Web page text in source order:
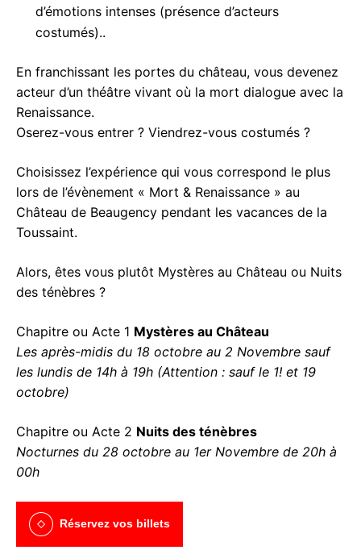
d’émotions intenses (présence d’acteurs
costumés)..
En franchissant les portes du château, vous devenez
acteur d’un théâtre vivant où la mort dialogue avec la
Renaissance.
Oserez-vous entrer ? Viendrez-vous costumés ?
Choisissez l’expérience qui vous correspond le plus
lors de l’évènement « Mort & Renaissance » au
Château de Beaugency pendant les vacances de la
Toussaint.
Alors, êtes vous plutôt Mystères au Château ou Nuits
des ténèbres ?
Chapitre ou Acte 1 Mystères au Château
Les après-midis du 18 octobre au 2 Novembre sauf
les lundis de 14h à 19h (Attention : sauf le 1! et 19
octobre)
Chapitre ou Acte 2 Nuits des ténèbres
Nocturnes du 28 octobre au 1er Novembre de 20h à
00h
Réservez vos billets